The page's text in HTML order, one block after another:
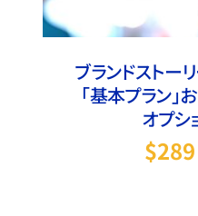
ブランドストー
「基本プラン」
オプシ
$289